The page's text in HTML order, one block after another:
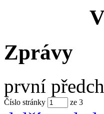
Zprávy
první
Číslo stránky ze 3